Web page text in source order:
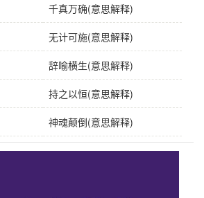
千真万确(意思解释)
无计可施(意思解释)
辞喻横生(意思解释)
持之以恒(意思解释)
神魂颠倒(意思解释)